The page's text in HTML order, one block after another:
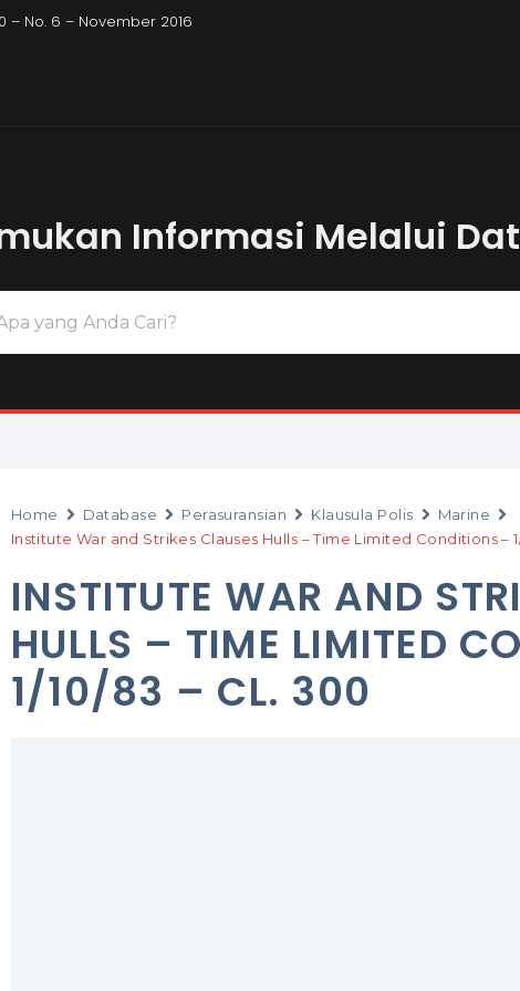
– No. 6 – November 2016
Informasi Melalui
Home Database Perasuransian Klausula Polis
Marine
Institute War and Strikes Clauses Hulls – Time Limited Conditions –
INSTITUTE WAR AND
HULLS – TIME LIMITED
1/10/83 – CL. 300